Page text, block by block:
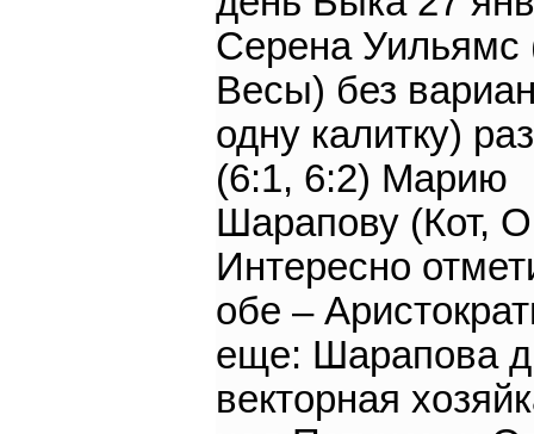
Серена Уильямс
Весы) без
одну калитку)
(6:1, 6:2) Марию
Шарапову (Кот,
Интересно
обе –
еще: Шарапова
векторная